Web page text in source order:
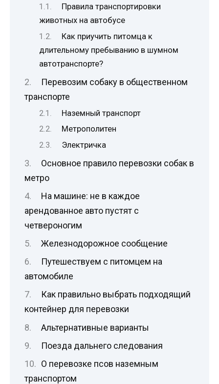
Правила транспортировки
животных на автобусе
Как приучить питомца к
длительному пребыванию в шумном
автотранспорте?
Перевозим собаку в общественном
транспорте
Наземный транспорт
Метрополитен
Электричка
Основное правило перевозки собак в
метро
На машине: не в каждое
арендованное авто пустят с
четвероногим
Железнодорожное сообщение
Путешествуем с питомцем на
автомобиле
Как правильно выбрать подходящий
контейнер для перевозки
Альтернативные варианты
Поезда дальнего следования
О перевозке псов наземным
транспортом